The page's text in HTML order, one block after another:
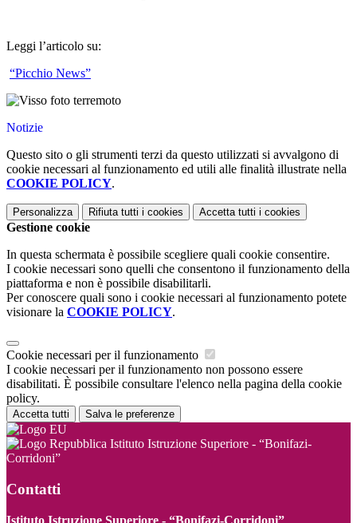
Leggi l’articolo su:
“Picchio News”
Notizie
Questo sito o gli strumenti terzi da questo utilizzati si avvalgono di
cookie necessari al funzionamento ed utili alle finalità illustrate nella
COOKIE POLICY.
Personalizza Rifiuta tutti i cookies Accetta tutti i cookies
Gestione cookie
In questa schermata è possibile scegliere quali cookie consentire.
I cookie necessari sono quelli che consentono il funzionamento della
piattaforma e non è possibile disabilitarli.
Per conoscere quali sono i cookie necessari al funzionamento potete
visionare la COOKIE POLICY.
Cookie necessari per il funzionamento
I cookie necessari per il funzionamento non possono essere
disabilitati. È possibile consultare l'elenco nella pagina della cookie
policy.
Accetta tutti Salva le preferenze
Istituto Istruzione Superiore - “Bonifazi-
Corridoni”
Contatti
Istituto Istruzione Superiore - “Bonifazi-Corridoni”